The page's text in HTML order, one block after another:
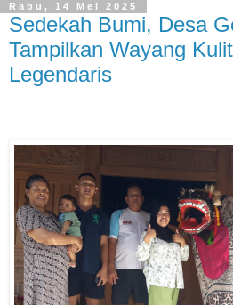
Rabu, 14 Mei 2025
Sedekah Bumi, Desa
Tampilkan Wayang
Legendaris